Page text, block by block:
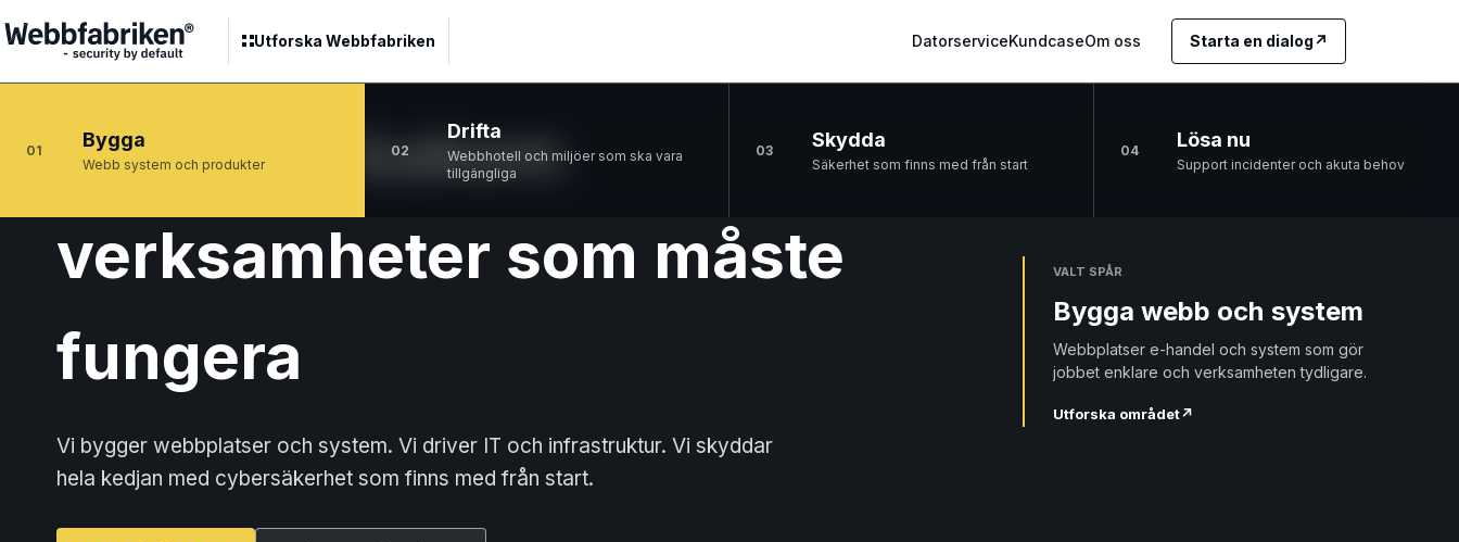
Utforska Webbfabriken DatorserviceKundcaseOm oss Starta en dialog↗
Tekniken bakom
verksamheter som måste
fungera
Vi bygger webbplatser och system. Vi driver IT och infrastruktur. Vi skyddar
hela kedjan med cybersäkerhet som finns med från start.
VALT SPÅR
Bygga webb och system
Webbplatser e-handel och system som gör
jobbet enklare och verksamheten tydligare.
Utforska området↗
01 Bygga
Webb system och produkter
02
Drifta
Webbhotell och miljöer som ska vara
tillgängliga
03 Skydda
Säkerhet som finns med från start
04 Lösa nu
Support incidenter och akuta behov